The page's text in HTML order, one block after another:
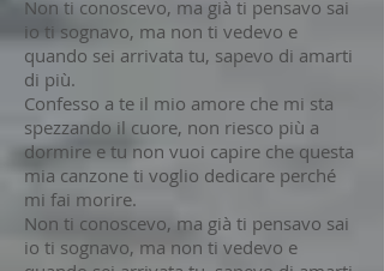
Non ti conoscevo, ma già ti pensavo sai
io ti sognavo, ma non ti vedevo e
quando sei arrivata tu, sapevo di amarti
di più.
Confesso a te il mio amore che mi sta
spezzando il cuore, non riesco più a
dormire e tu non vuoi capire che questa
mia canzone ti voglio dedicare perché
mi fai morire.
Non ti conoscevo, ma già ti pensavo sai
io ti sognavo, ma non ti vedevo e